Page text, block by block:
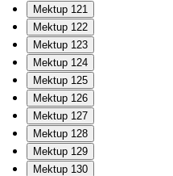
Mektup 121
Mektup 122
Mektup 123
Mektup 124
Mektup 125
Mektup 126
Mektup 127
Mektup 128
Mektup 129
Mektup 130